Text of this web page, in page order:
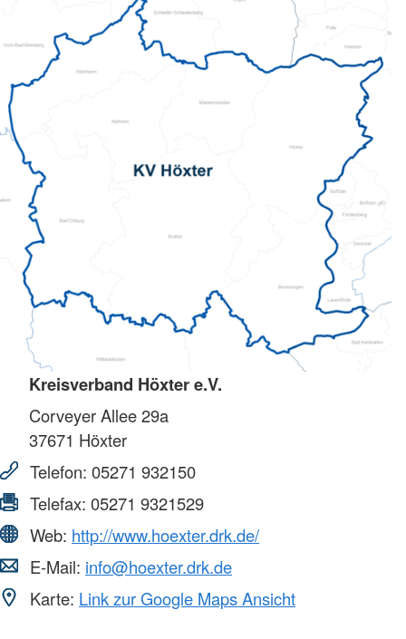
Kreisverband Höxter e.V.
Corveyer Allee 29a
37671 Höxter
Telefon: 05271 932150
Telefax: 05271 9321529
Web: http://www.hoexter.drk.de/
E-Mail: info@hoexter.drk.de
Karte: Link zur Google Maps Ansicht